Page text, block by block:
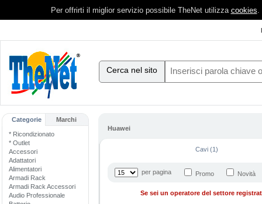
Per offrirti il miglior servizio possibile TheNet utilizza cookies.
Cerca nel sito
Categorie Marchi
* Ricondizionato
* Outlet
Accessori
Adattatori
Alimentatori
Armadi Rack
Armadi Rack Accessori
Audio Professionale
Huawei
Cavi (1)
per pagina Promo Novità
Se sei un operatore del settore